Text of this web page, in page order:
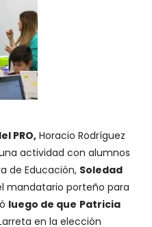
PRO, Horacio Rodríguez
actividad con alumnos
de Educación, Soledad
mandatario porteño para
luego de que Patricia
en la elección